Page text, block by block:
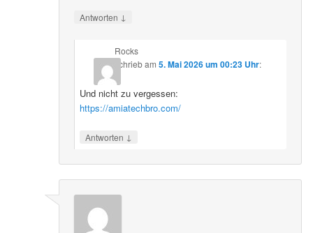
Antworten ↓
Rocks
schriebam 5. Mai 2026 um 00:23 Uhr:
Und nicht zu vergessen:
https://amiatechbro.com/
Antworten ↓